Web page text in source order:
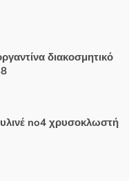
διακοσμητικό
no4 χρυσοκλωστή